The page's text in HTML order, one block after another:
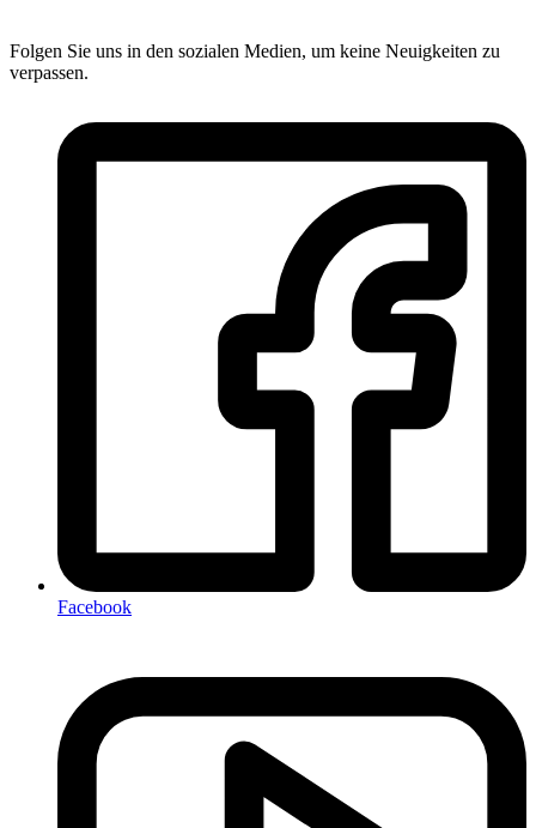
Folgen Sie uns in den sozialen Medien, um keine Neuigkeiten zu
verpassen.
Facebook